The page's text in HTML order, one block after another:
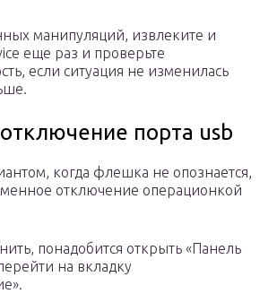
манипуляций, извлеките и
еще раз и проверьте
если ситуация не изменилась
порта usb
когда флешка не опознается,
отключение операционкой
понадобится открыть «Панель
на вкладку